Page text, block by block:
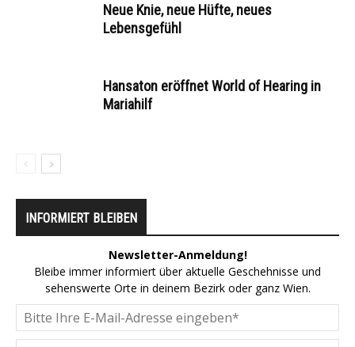
Neue Knie, neue Hüfte, neues
Lebensgefühl
Hansaton eröffnet World of Hearing in
Mariahilf
INFORMIERT BLEIBEN
Newsletter-Anmeldung!
Bleibe immer informiert über aktuelle Geschehnisse und
sehenswerte Orte in deinem Bezirk oder ganz Wien.